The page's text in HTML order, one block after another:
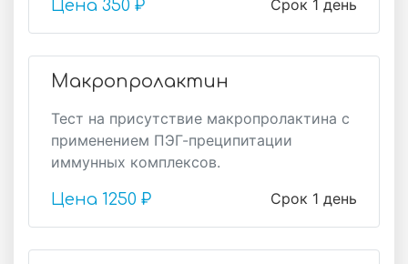
Срок 1 день
Цена 350 ₽
Макропролактин
Тест на присутствие макропролактина с
применением ПЭГ-преципитации
иммунных комплексов.
Срок 1 день
Цена 1250 ₽